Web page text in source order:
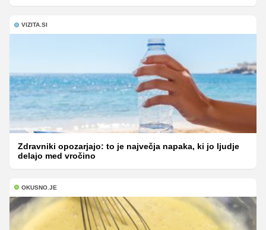
VIZITA.SI
Zdravniki opozarjajo: to je največja napaka, ki jo ljudje
delajo med vročino
OKUSNO.JE